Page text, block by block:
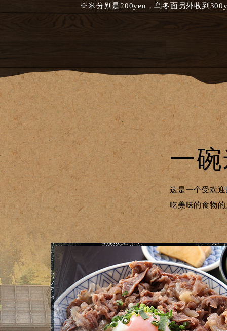
※米分别是200yen，乌冬面另外收到
一
这是一个受欢
吃美味的食物